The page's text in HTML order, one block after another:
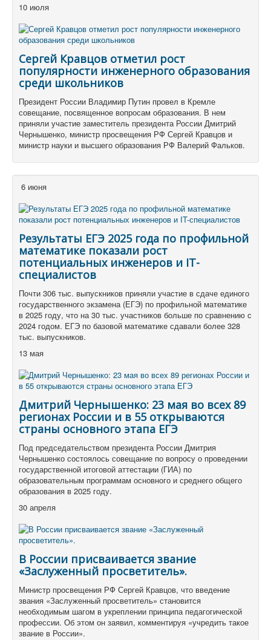
10 июля
Сергей Кравцов отметил рост
популярности инженерного образования
среди школьников
Президент России Владимир Путин провел в Кремле
совещание, посвященное вопросам образования. В нем
приняли участие заместитель президента России Дмитрий
Чернышенко, министр просвещения РФ Сергей Кравцов и
министр науки и высшего образования РФ Валерий Фальков.
6 июня
Результаты ЕГЭ 2025 года по профильной
математике показали рост
потенциальных инженеров и IT-
специалистов
Почти 306 тыс. выпускников приняли участие в сдаче единого
государственного экзамена (ЕГЭ) по профильной математике
в 2025 году, что на 30 тыс. участников больше по сравнению с
2024 годом. ЕГЭ по базовой математике сдавали более 328
тыс. выпускников.
13 мая
Дмитрий Чернышенко: 23 мая во всех 89
регионах России и в 55 открываются
страны основного этапа ЕГЭ
Под председательством президента России Дмитрия
Чернышенко состоялось совещание по вопросу о проведении
государственной итоговой аттестации (ГИА) по
образовательным программам основного и среднего общего
образования в 2025 году.
30 апреля
В России присваивается звание
«Заслуженный просветитель».
Министр просвещения РФ Сергей Кравцов, что введение
звания «Заслуженный просветитель» становится
необходимым шагом в укреплении принципа педагогической
профессии. Об этом он заявил, комментируя «учредить такое
звание в России».